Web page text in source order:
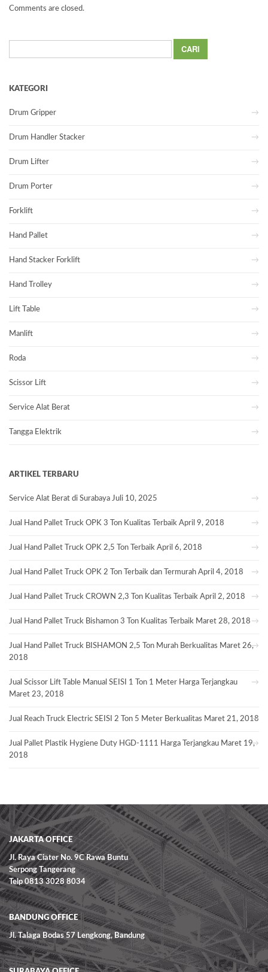
Comments are closed.
untuk:
KATEGORI
Drum Gripper
Drum Handler Stacker
Drum Lifter
Drum Porter
Forklift
Hand Pallet
Hand Stacker Forklift
Hand Trolley
Lift Table
Manlift
Roda
Scissor Lift
Service Alat Berat
Tangga Elektrik
ARTIKEL TERBARU
Service Alat Berat di Surabaya Juli 10, 2025
Jual Hand Pallet Truck OPK 3 Ton Kualitas Terbaik April 9, 2018
Jual Hand Pallet Truck OPK 2,5 Ton Terbaik April 6, 2018
Jual Hand Pallet Truck OPK 2 Ton Terbaik dan Termurah April 4, 2018
Jual Hand Pallet Truck CROWN 2,3 Ton Kualitas Terbaik April 2, 2018
Jual Hand Pallet Truck Bishamon 3 Ton Kualitas Terbaik Maret 28, 2018
Jual Hand Pallet Truck BISHAMON 2,5 Ton Murah Berkualitas Maret 26,
2018
Jual Scissor Lift Table Manual SEISI 1 Ton 1 Meter Harga Terjangkau
Maret 23, 2018
Jual Reach Truck Electric SEISI 2 Ton 5 Meter Berkualitas Maret 21, 2018
Jual Pallet Plastik Hygiene Duty HGD-1111 Harga Terjangkau Maret 19,
2018
JAKARTA OFFICE
Jl. Raya Ciater No. 9C Rawa Buntu
Serpong Tangerang
Telp 0813 3028 8034
BANDUNG OFFICE
Jl. Talaga Bodas 57 Lengkong, Bandung